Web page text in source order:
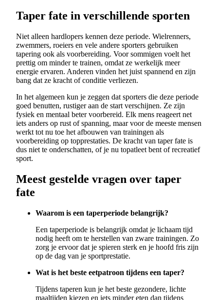
Taper fate in verschillende sporten
Niet alleen hardlopers kennen deze periode. Wielrenners,
zwemmers, roeiers en vele andere sporters gebruiken
tapering ook als voorbereiding. Voor sommigen voelt het
prettig om minder te trainen, omdat ze werkelijk meer
energie ervaren. Anderen vinden het juist spannend en zijn
bang dat ze kracht of conditie verliezen.
In het algemeen kun je zeggen dat sporters die deze periode
goed benutten, rustiger aan de start verschijnen. Ze zijn
fysiek en mentaal beter voorbereid. Elk mens reageert net
iets anders op rust of spanning, maar voor de meeste mensen
werkt tot nu toe het afbouwen van trainingen als
voorbereiding op topprestaties. De kracht van taper fate is
dus niet te onderschatten, of je nu topatleet bent of recreatief
sport.
Meest gestelde vragen over taper
fate
Waarom is een taperperiode belangrijk?
Een taperperiode is belangrijk omdat je lichaam tijd
nodig heeft om te herstellen van zware trainingen. Zo
zorg je ervoor dat je spieren sterk en je hoofd fris zijn
op de dag van je sportprestatie.
Wat is het beste eetpatroon tijdens een taper?
Tijdens taperen kun je het beste gezondere, lichte
maaltijden kiezen en iets minder eten dan tijdens